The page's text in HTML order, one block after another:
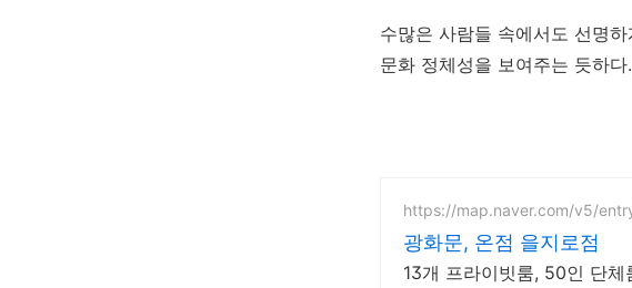
수많은 사람들 속에서도 선명
문화 정체성을 보여주는 듯하다.
https://map.naver.com/v5/
광화문, 온점 을지로점
13개 프라이빗룸, 50인 단